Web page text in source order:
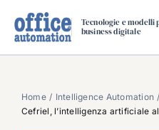
Tecnologie e modelli
business digitale
SPECIAL PAPER
TAVOLE ROTONDE DI
Home
Intelligence Automation
Cefriel, l’intelligenza artificiale